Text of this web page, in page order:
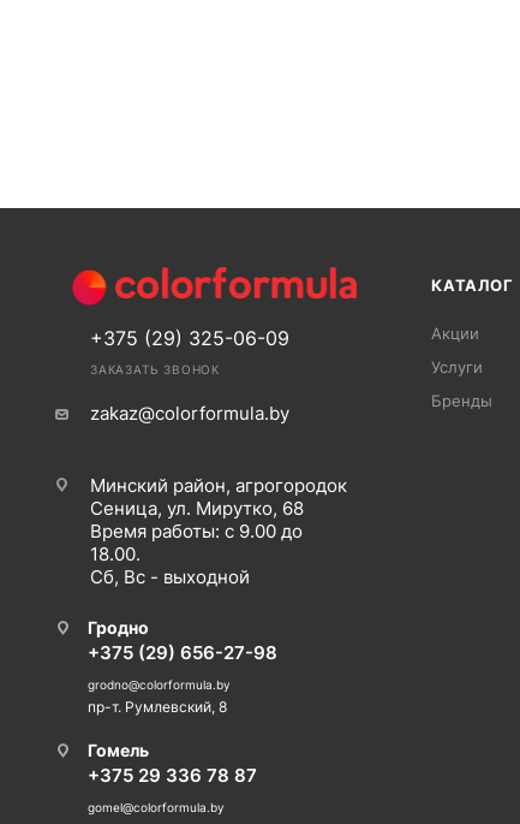
+375 (29) 325-06-09
ЗАКАЗАТЬ ЗВОНОК
zakaz@colorformula.by
Минский район, агрогородок
Сеница, ул. Мирутко, 68
Время работы: с 9.00 до
18.00.
Сб, Вс - выходной
Гродно
+375 (29) 656-27-98
grodno@colorformula.by
пр-т. Румлевский, 8
Гомель
+375 29 336 78 87
gomel@colorformula.by
КАТАЛОГ
Акции
Услуги
Бренды